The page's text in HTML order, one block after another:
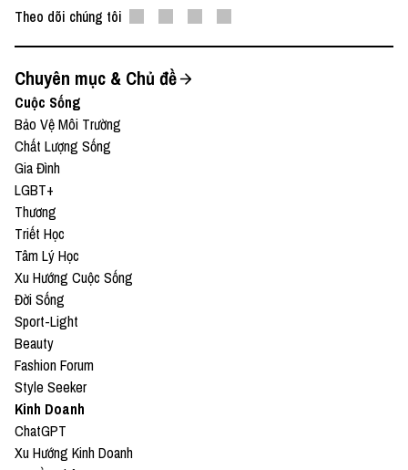
Theo dõi chúng tôi
Chuyên mục & Chủ đề
Cuộc Sống
Bảo Vệ Môi Trường
Chất Lượng Sống
Gia Đình
LGBT+
Thương
Triết Học
Tâm Lý Học
Xu Hướng Cuộc Sống
Đời Sống
Sport-Light
Beauty
Fashion Forum
Style Seeker
Kinh Doanh
ChatGPT
Xu Hướng Kinh Doanh